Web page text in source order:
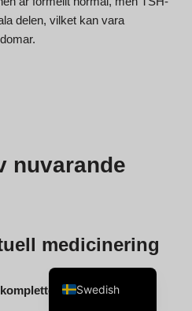
delen, vilket kan vara
nuvarande
medicinering
en, som är
Swedish
Dutch
French